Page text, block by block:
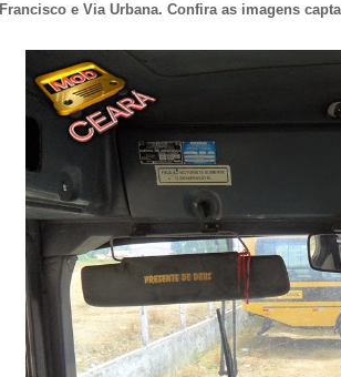
Francisco e Via Urbana. Confira as imagens